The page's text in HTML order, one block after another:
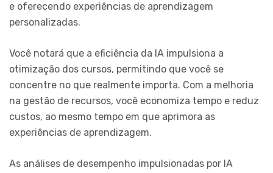
e oferecendo experiências de aprendizagem
personalizadas.
Você notará que a eficiência da IA impulsiona a
otimização dos cursos, permitindo que você se
concentre no que realmente importa. Com a melhoria
na gestão de recursos, você economiza tempo e reduz
custos, ao mesmo tempo em que aprimora as
experiências de aprendizagem.
As análises de desempenho impulsionadas por IA